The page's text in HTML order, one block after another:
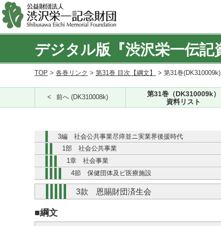
デジタル版『渋沢栄一伝記
TOP > 各巻リンク > 第31巻 目次【綱文】 > 第31巻
前へ (DK310008k)
第31巻（DK310009k）
資料リスト
3編 社会公共事業尽瘁並ニ実業界後援時代
1部 社会公共事業
1章 社会事業
4節 保健団体及ビ医療施設
3款 恩賜財団済生会
■綱文